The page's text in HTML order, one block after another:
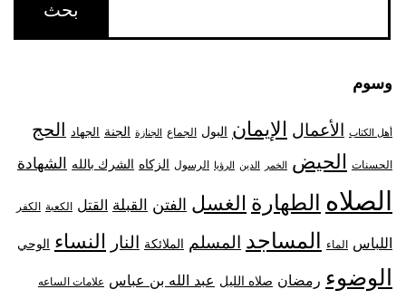
وسوم
أهل الكتاب الأعمال الإيمان البول الجماع الجنازة الجنة الجهاد الحج
الحسنات الحيض الخمر الدين الرؤيا الرسول الزكاه الشرك بالله الشهادة
الصلاه الطهارة الغسل الفتن القبلة القتل الكعبة الكفر
اللباس الماء المساجد المسلم الملائكة النار النساء الوحي
الوضوء رمضان صلاه الليل عبد الله بن عباس علامات الساعه